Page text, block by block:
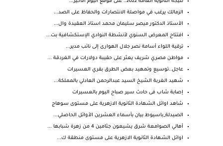
نتيجة الثانوية العامة 2022.. على موقع اليوم الاخير...
الزمالك يرغب في مواصلة الانتصارات والحفاظ على الصد...
الأستاذ الدكتور ميصر سليمان محمد استاذ العقيدة وال...
افتتاح المعرض السنوي لأنشطة النوادي الإستكشافية بت...
ترقية اللواء أسامة نصر جلال الهوارى إلى نائب مدير...
مواطن مصري شريف يعثر على حقيبة دولارات في الغردقة ...
عاجل..توسيع وتمهيد بعض الطرق بقري العسيرات
شهيد الغربة الشيخ السيد عبدالرحمن العادلي بالمملكة...
إصابة شاب فى حادث سير صباح اليوم بالعسيرات
شاهد اوائل الشهادة الثانوية الازهرية على مستوى سوهاج
الصيدلة_باسيوط بيان بأسماء العشرين الأوائل الحاصلي...
أهالي الصوامعة شرق يشيعون جثامين 4 من زهرة شبابها ...
اوائل الشهادة الثانوية الازهرية على مستوى منطقة ك...